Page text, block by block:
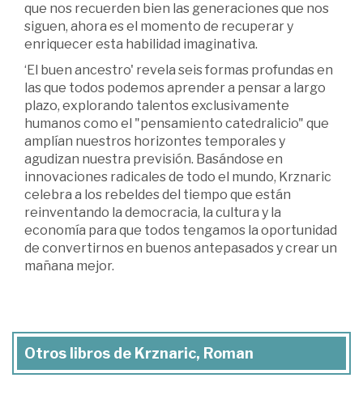
que nos recuerden bien las generaciones que nos
siguen, ahora es el momento de recuperar y
enriquecer esta habilidad imaginativa.
‘El buen ancestro' revela seis formas profundas en
las que todos podemos aprender a pensar a largo
plazo, explorando talentos exclusivamente
humanos como el "pensamiento catedralicio" que
amplían nuestros horizontes temporales y
agudizan nuestra previsión. Basándose en
innovaciones radicales de todo el mundo, Krznaric
celebra a los rebeldes del tiempo que están
reinventando la democracia, la cultura y la
economía para que todos tengamos la oportunidad
de convertirnos en buenos antepasados y crear un
mañana mejor.
Otros libros de Krznaric, Roman